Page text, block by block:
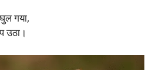
गया,
उठा।​